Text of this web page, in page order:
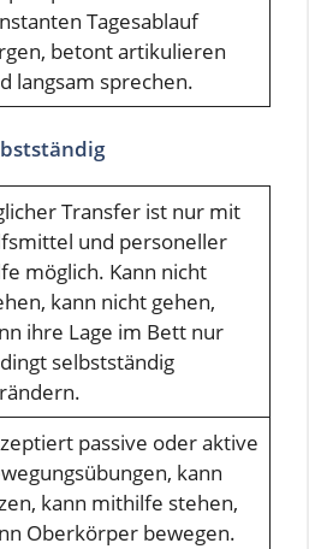
Tagesablauf
betont artikulieren
langsam sprechen.
Transfer ist nur mit
und personeller
möglich. Kann nicht
kann nicht gehen,
ihre Lage im Bett nur
selbstständig
passive oder aktive
kann
kann mithilfe stehen,
Oberkörper bewegen.